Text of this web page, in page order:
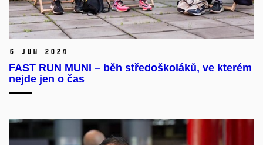
6 Jun 2024
FAST RUN MUNI – běh středoškoláků, ve kterém
nejde jen o čas